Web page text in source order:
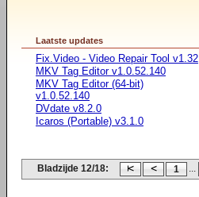
Laatste updates
Fix.Video - Video Repair Tool v1.32
MKV Tag Editor v1.0.52.140
MKV Tag Editor (64-bit)
v1.0.52.140
DVdate v8.2.0
Icaros (Portable) v3.1.0
Bladzijde 12/18: 1 ...